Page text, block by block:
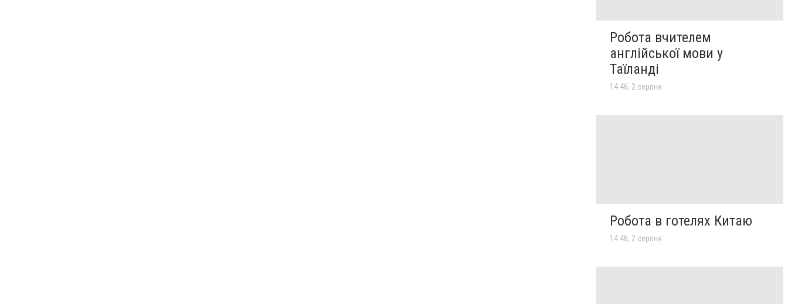
Робота вчителем
англійської мови у
Таїланді
14:46, 2 серпня
Робота в готелях Китаю
14:46, 2 серпня